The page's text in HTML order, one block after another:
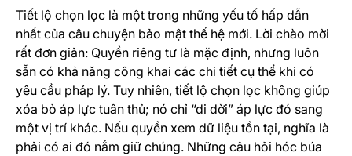
Tiết lộ chọn lọc là một trong những yếu tố hấp dẫn
nhất của câu chuyện bảo mật thế hệ mới. Lời chào mời
rất đơn giản: Quyền riêng tư là mặc định, nhưng luôn
sẵn có khả năng công khai các chi tiết cụ thể khi có
yêu cầu pháp lý. Tuy nhiên, tiết lộ chọn lọc không giúp
xóa bỏ áp lực tuân thủ; nó chỉ “di dời” áp lực đó sang
một vị trí khác. Nếu quyền xem dữ liệu tồn tại, nghĩa là
phải có ai đó nắm giữ chúng. Những câu hỏi hóc búa